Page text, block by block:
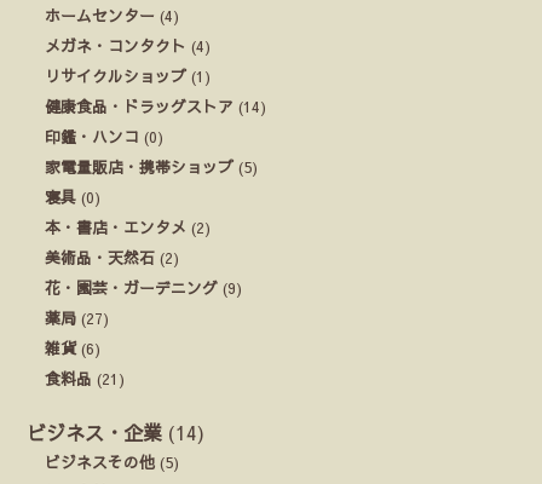
ホームセンター (4)
メガネ・コンタクト (4)
リサイクルショップ (1)
健康食品・ドラッグストア (14)
印鑑・ハンコ (0)
家電量販店・携帯ショップ (5)
寝具 (0)
本・書店・エンタメ (2)
美術品・天然石 (2)
花・園芸・ガーデニング (9)
薬局 (27)
雑貨(6)
食料品 (21)
ビジネス・企業 (14)
ビジネスその他 (5)